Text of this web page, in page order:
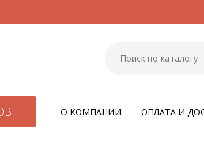
О КОМПАНИИ ОПЛАТА И